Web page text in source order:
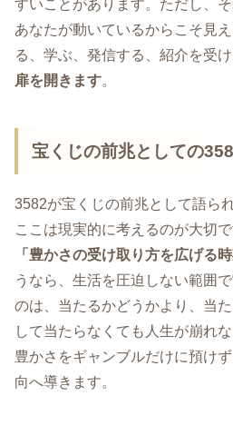
すいことがあります。ただし、
あなたが動いているからこそ見
る、学ぶ、発信する、紹介を受け
扉を開きます。
宝くじの前兆としての
3582が宝くじの前兆として語ら
ここは現実的に考えるのが大切
「豊かさの受け取り方を広げる時
うなら、生活を圧迫しない範囲
のは、当たるかどうかより、当
して当たらなくても人生が崩れ
豊かさをギャンブルだけに預け
向へ導きます。